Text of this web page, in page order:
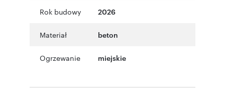
Rok budowy 2026
Materiał beton
Ogrzewanie miejskie